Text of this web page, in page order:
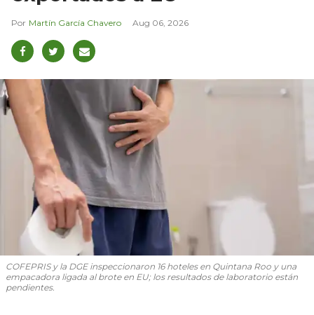
Martín García Chavero Aug 06, 2026
COFEPRIS y la DGE inspeccionaron 16 hoteles en Quintana Roo y una
empacadora ligada al brote en EU; los resultados de laboratorio están
pendientes.